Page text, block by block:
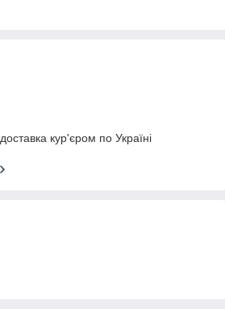
кур'єром по Україні